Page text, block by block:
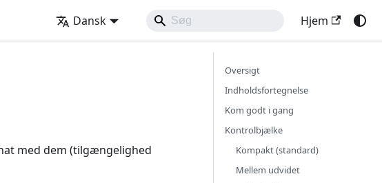
Dansk Hjem
med dem (tilgængelighed
Oversigt
Indholdsfortegnelse
Kom godt i gang
Kontrolbjælke
Kompakt (standard)
Mellem udvidet